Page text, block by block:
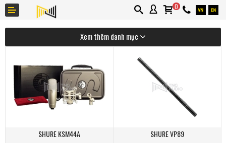
Giới thiệu
0
Xem thêm danh mục
SHURE KSM44A SHURE VP89